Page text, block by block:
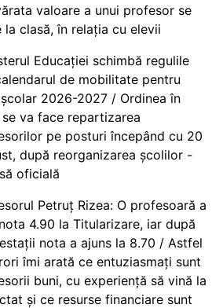
valoare a unui profesor se
la clasă, în relația cu elevii
Educației schimbă regulile
de mobilitate pentru
2026-2027 / Ordinea în
va face repartizarea
pe posturi începând cu 20
după reorganizarea școlilor -
oficială
Petruț Rizea: O profesoară a
4.90 la Titularizare, iar după
nota a ajuns la 8.70 / Astfel
îmi arată ce entuziasmați sunt
buni, cu experiență să vină la
și ce resurse financiare sunt